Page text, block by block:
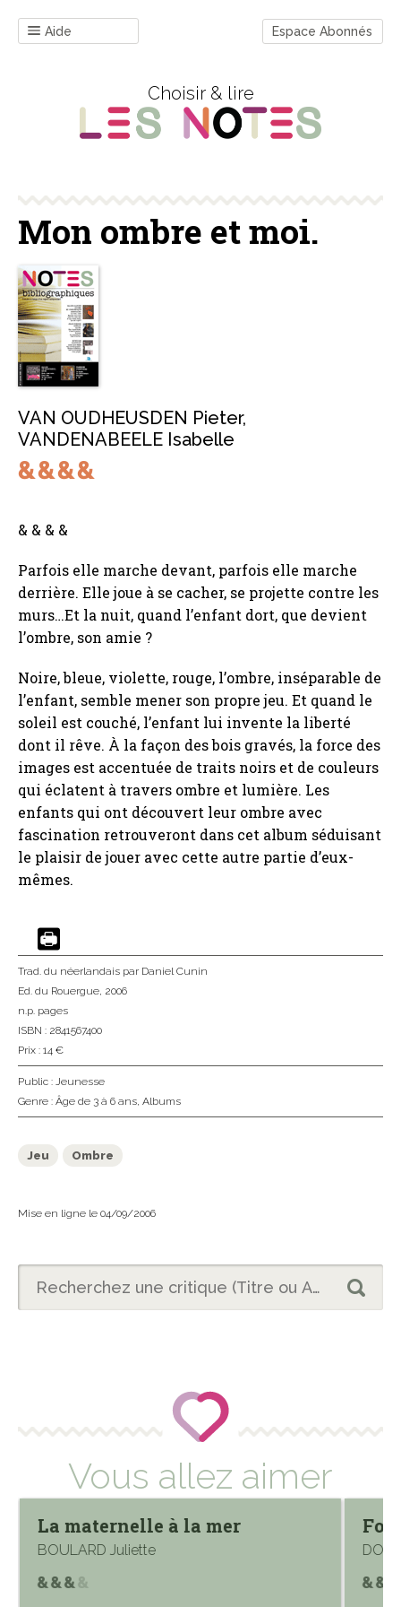
Aide Espace Abonnés
Choisir & lire
Mon ombre et moi.
VAN OUDHEUSDEN Pieter,
VANDENABEELE Isabelle
& & & &
Parfois elle marche devant, parfois elle marche
derrière. Elle joue à se cacher, se projette contre les
murs…Et la nuit, quand l’enfant dort, que devient
l’ombre, son amie ?
Noire, bleue, violette, rouge, l’ombre, inséparable de
l’enfant, semble mener son propre jeu. Et quand le
soleil est couché, l’enfant lui invente la liberté
dont il rêve. À la façon des bois gravés, la force des
images est accentuée de traits noirs et de couleurs
qui éclatent à travers ombre et lumière. Les
enfants qui ont découvert leur ombre avec
fascination retrouveront dans cet album séduisant
le plaisir de jouer avec cette autre partie d’eux-
mêmes.
Trad. du néerlandais par Daniel Cunin
Ed. du Rouergue, 2006
n.p. pages
ISBN : 2841567400
Prix : 14 €
Public : Jeunesse
Genre : Âge de 3 à 6 ans, Albums
Jeu Ombre
Mise en ligne le 04/09/2006
Vous allez aimer
La maternelle à la mer
BOULARD Juliette